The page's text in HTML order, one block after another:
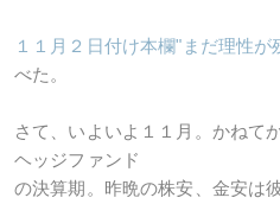
１１月２日付け本欄"まだ理性が
べた。
さて、いよいよ１１月。かねて
ヘッジファンド
の決算期。昨晩の株安、金安は